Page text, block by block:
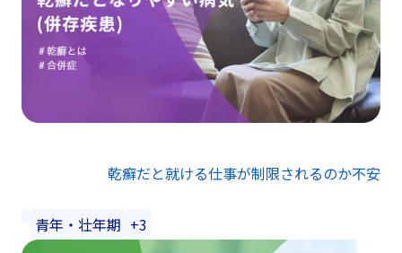
乾癬だと就ける仕事が制限されるのか不安
青年・壮年期 +3